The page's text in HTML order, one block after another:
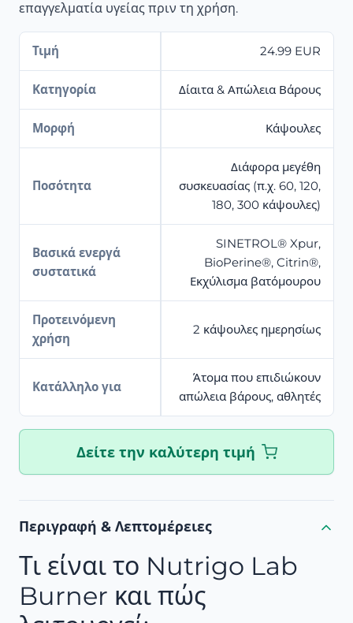
επαγγελματία υγείας πριν τη χρήση.
Τιμή 24.99 EUR
Κατηγορία Δίαιτα & Απώλεια Βάρους
Μορφή Κάψουλες
Ποσότητα
Διάφορα μεγέθη
συσκευασίας (π.χ. 60, 120,
180, 300 κάψουλες)
Βασικά ενεργά
συστατικά
SINETROL® Xpur,
BioPerine®, Citrin®,
Εκχύλισμα βατόμουρου
Προτεινόμενη
χρήση
2 κάψουλες ημερησίως
Κατάλληλο για
Άτομα που επιδιώκουν
απώλεια βάρους, αθλητές
Δείτε την καλύτερη τιμή
Περιγραφή & Λεπτομέρειες
Τι είναι το Nutrigo Lab
Burner και πώς